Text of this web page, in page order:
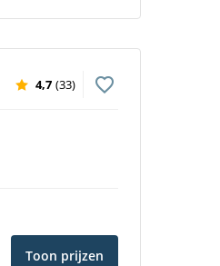
4,7 (33)
Toon prijzen